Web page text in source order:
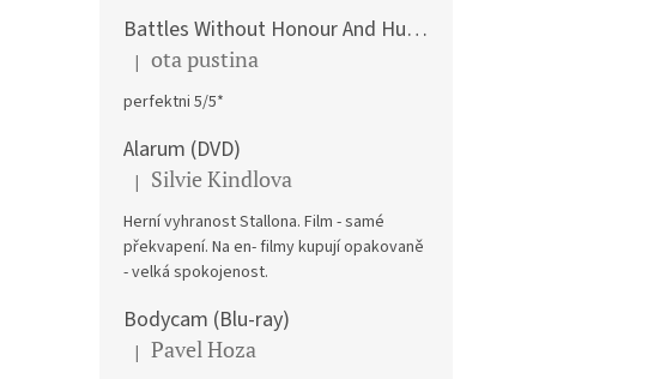
Battles Without Honour And Humanity / Yakuza Graveyad / Street Mobster DVD
Hodnocení produktu je 5 z 5 hvězdiček.
| ota pustina
perfektni 5/5*
Alarum (DVD)
Hodnocení produktu je 5 z 5 hvězdiček.
| Silvie Kindlova
Herní vyhranost Stallona. Film - samé
překvapení. Na en- filmy kupují opakovaně
- velká spokojenost.
Bodycam (Blu-ray)
Hodnocení produktu je 5 z 5 hvězdiček.
| Pavel Hoza